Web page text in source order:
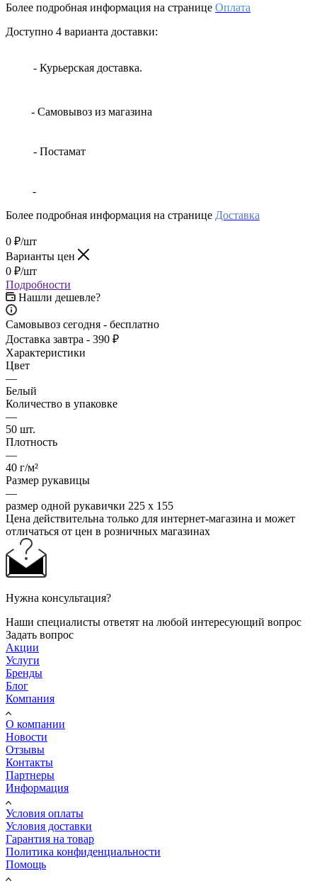
Более подробная информация на странице Оплата
Доступно 4 варианта доставки:
- Курьерская доставка.
- Самовывоз из магазина
- Постамат
-
Более подробная информация на странице Доставка
0 ₽/шт
Варианты цен
0 ₽/шт
Подробности
Нашли дешевле?
Самовывоз сегодня - бесплатно
Доставка завтра - 390 ₽
Характеристики
Цвет
—
Белый
Количество в упаковке
—
50 шт.
Плотность
—
40 г/м²
Размер рукавицы
—
размер одной рукавички 225 х 155
Цена действительна только для интернет-магазина и может
отличаться от цен в розничных магазинах
Нужна консультация?
Наши специалисты ответят на любой интересующий вопрос
Задать вопрос
Акции
Услуги
Бренды
Блог
Компания
О компании
Новости
Отзывы
Контакты
Партнеры
Информация
Условия оплаты
Условия доставки
Гарантия на товар
Политика конфиденциальности
Помощь